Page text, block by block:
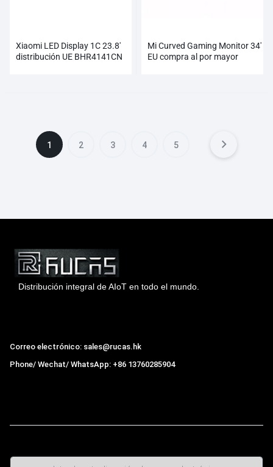
Xiaomi LED Display 1C 23.8'
distribución UE BHR4141CN
Mi Curved Gaming Monitor 34'
EU compra al por mayor
1 2 3 4 5
Distribución integral de AIoT en todo el mundo.
Correo electrónico: sales@rucas.hk
Phone/ Wechat/ WhatsApp: +86 13760285904